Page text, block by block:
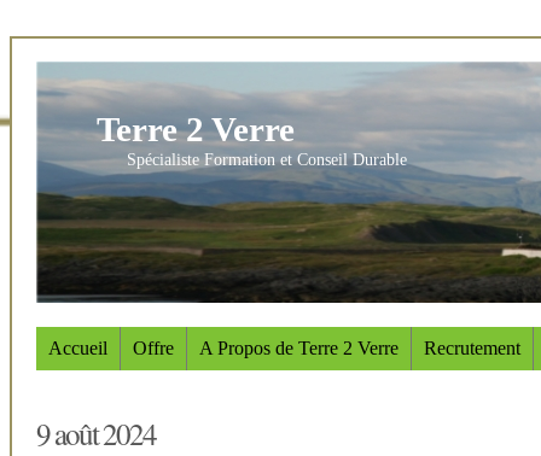
Terre 2 Verre
Spécialiste Formation et Conseil Durable
Accueil Offre A Propos de Terre 2 Verre Recrutement
9 août 2024